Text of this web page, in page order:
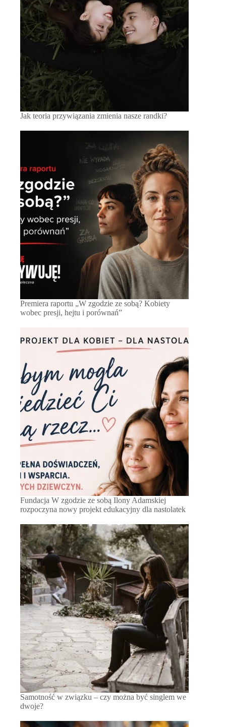
Jak teoria przywiązania zmienia nasze randki?
Premiera raportu „W zgodzie ze sobą? Kobiety
wobec presji, hejtu i porównań”
Fundacja W zgodzie ze sobą Ilony Adamskiej
rozpoczyna nowy projekt edukacyjny dla nastolatek
Samotność w związku – czy można być singlem we
dwoje?